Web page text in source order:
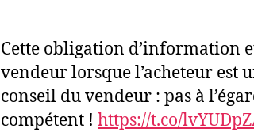
Cette obligation d’information
vendeur lorsque l’acheteur est
conseil du vendeur : pas à
compétent ! https://t.co/